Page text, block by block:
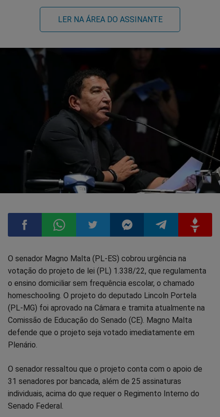
LER NA ÁREA DO ASSINANTE
Compartilhar
no
Facebook
Compartilhar
no
Whatsapp
Compartilhar
no
Twitter
Compartilhar
no
Messenger
Compartilhar
no
Telegram
no
Gettr
O senador Magno Malta (PL-ES) cobrou urgência na
votação do projeto de lei (PL) 1.338/22, que regulamenta
o ensino domiciliar sem frequência escolar, o chamado
homeschooling. O projeto do deputado Lincoln Portela
(PL-MG) foi aprovado na Câmara e tramita atualmente na
Comissão de Educação do Senado (CE). Magno Malta
defende que o projeto seja votado imediatamente em
Plenário.
O senador ressaltou que o projeto conta com o apoio de
31 senadores por bancada, além de 25 assinaturas
individuais, acima do que requer o Regimento Interno do
Senado Federal.